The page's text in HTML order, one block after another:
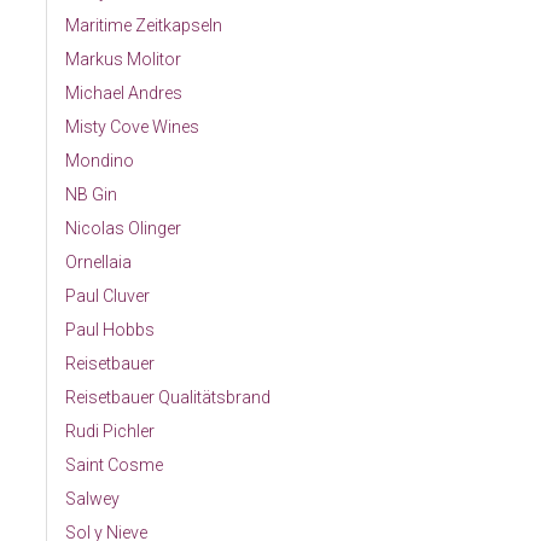
Maritime Zeitkapseln
Markus Molitor
Michael Andres
Misty Cove Wines
Mondino
NB Gin
Nicolas Olinger
Ornellaia
Paul Cluver
Paul Hobbs
Reisetbauer
Reisetbauer Qualitätsbrand
Rudi Pichler
Saint Cosme
Salwey
Sol y Nieve